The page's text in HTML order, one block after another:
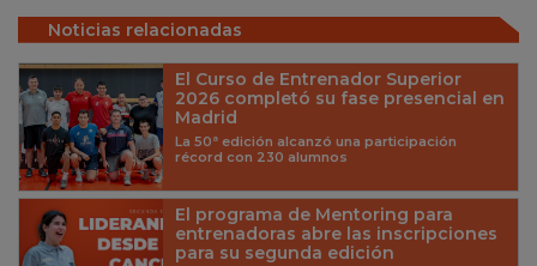
Noticias relacionadas
El Curso de Entrenador Superior
2026 completó su fase presencial en
Madrid
La 50ª edición alcanzó una participación
récord con 230 alumnos
El programa de Mentoring para
entrenadoras abre las inscripciones
para su segunda edición